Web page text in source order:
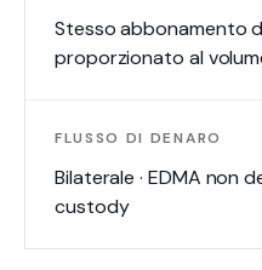
Stesso abbonamento
proporzionato al
FLUSSO DI DENARO
Bilaterale · EDMA non
custody